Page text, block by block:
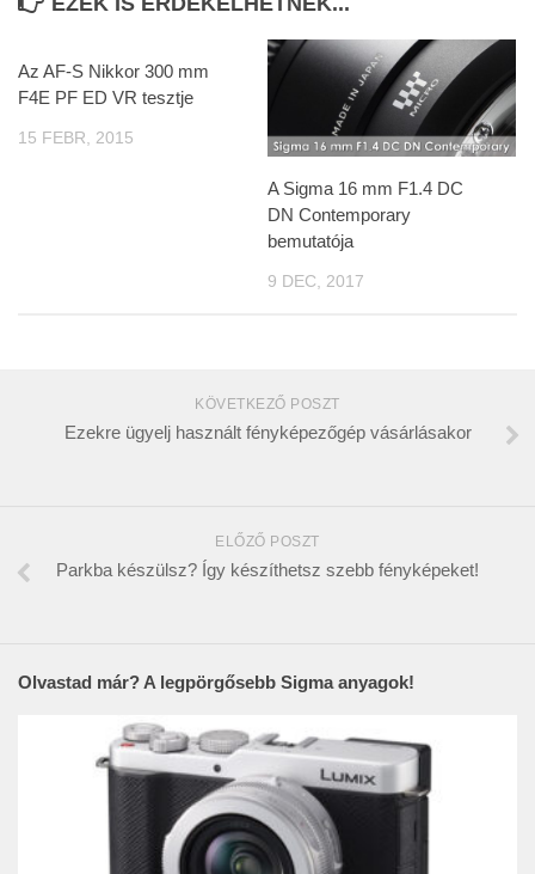
Az AF-S Nikkor 300 mm
F4E PF ED VR tesztje
15 FEBR, 2015
A Sigma 16 mm F1.4 DC
DN Contemporary
bemutatója
9 DEC, 2017
KÖVETKEZŐ POSZT
Ezekre ügyelj használt fényképezőgép vásárlásakor
ELŐZŐ POSZT
Parkba készülsz? Így készíthetsz szebb fényképeket!
Olvastad már? A legpörgősebb Sigma anyagok!